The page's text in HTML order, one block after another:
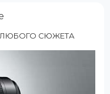
СЮЖЕТА